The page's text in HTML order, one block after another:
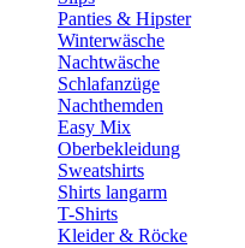
Panties & Hipster
Winterwäsche
Nachtwäsche
Schlafanzüge
Nachthemden
Easy Mix
Oberbekleidung
Sweatshirts
Shirts langarm
T-Shirts
Kleider & Röcke